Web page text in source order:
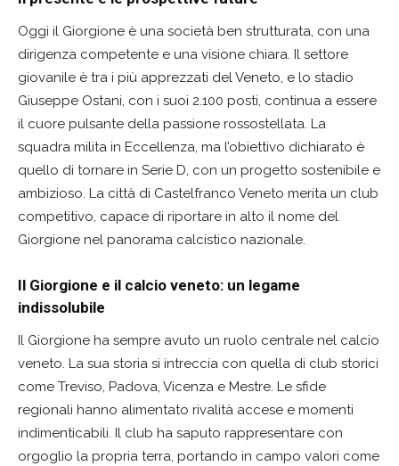
Oggi il Giorgione è una società ben strutturata, con una
dirigenza competente e una visione chiara. Il settore
giovanile è tra i più apprezzati del Veneto, e lo stadio
Giuseppe Ostani, con i suoi 2.100 posti, continua a essere
il cuore pulsante della passione rossostellata. La
squadra milita in Eccellenza, ma l’obiettivo dichiarato è
quello di tornare in Serie D, con un progetto sostenibile e
ambizioso. La città di Castelfranco Veneto merita un club
competitivo, capace di riportare in alto il nome del
Giorgione nel panorama calcistico nazionale.
Il Giorgione e il calcio veneto: un legame
indissolubile
Il Giorgione ha sempre avuto un ruolo centrale nel calcio
veneto. La sua storia si intreccia con quella di club storici
come Treviso, Padova, Vicenza e Mestre. Le sfide
regionali hanno alimentato rivalità accese e momenti
indimenticabili. Il club ha saputo rappresentare con
orgoglio la propria terra, portando in campo valori come